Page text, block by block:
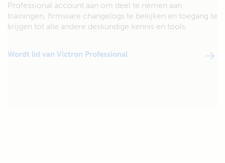
Professional account aan om deel te nemen aan
trainingen, firmware changelogs te bekijken en toegang te
krijgen tot alle andere deskundige kennis en tools.
Wordt lid van Victron Professional